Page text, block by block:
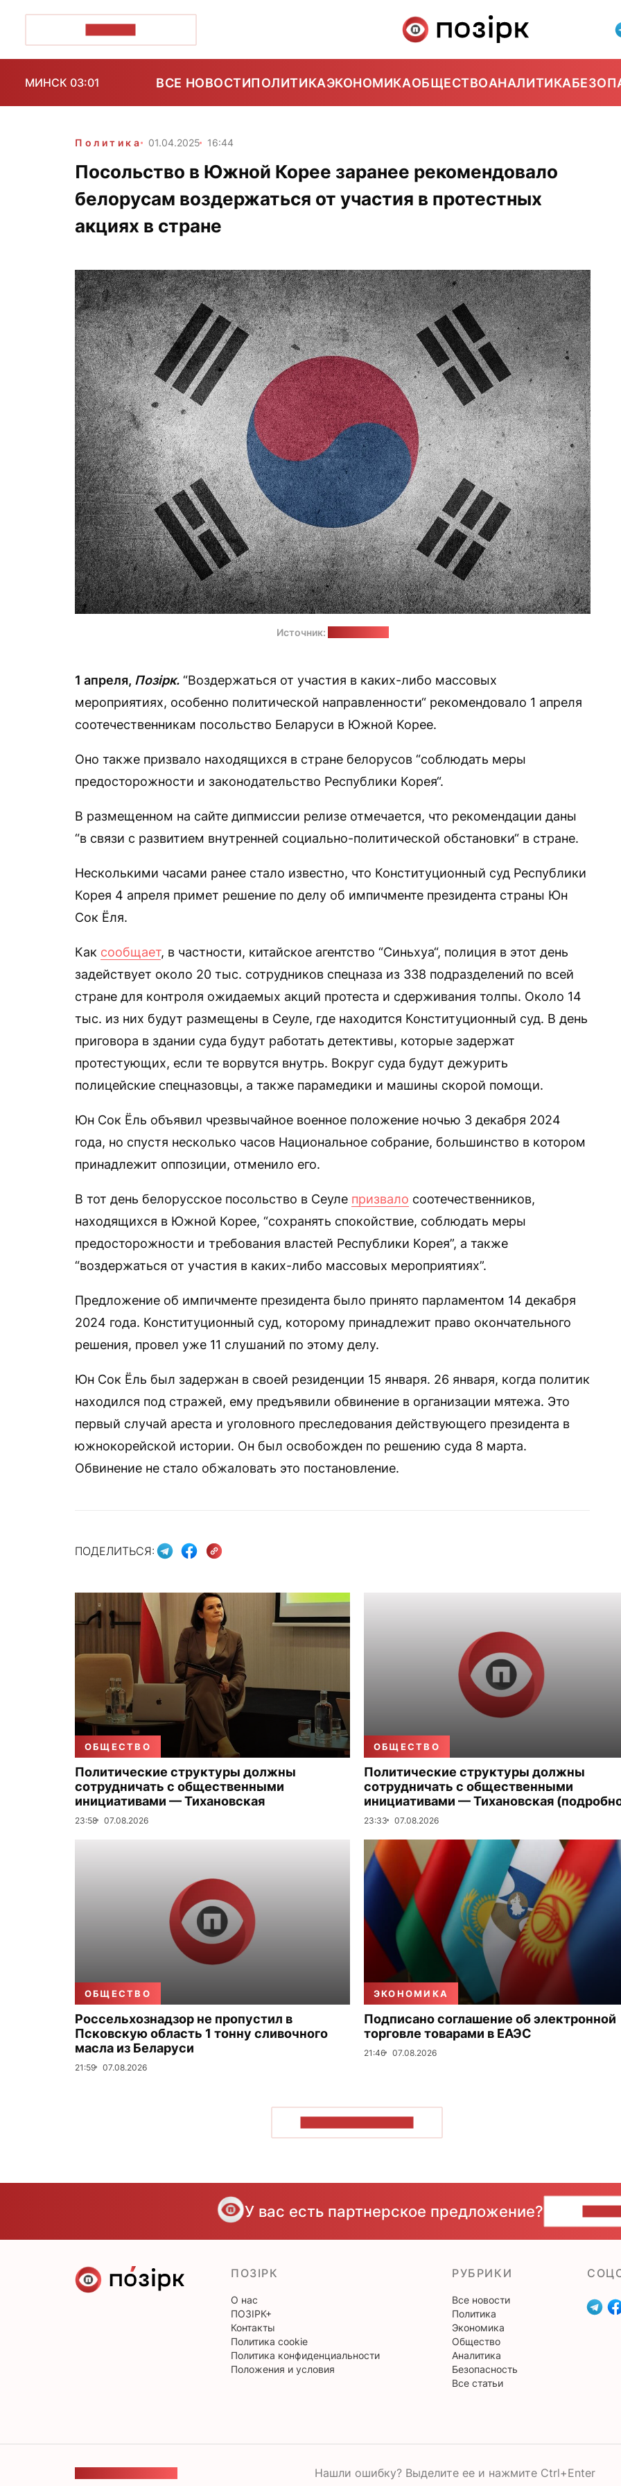
МИНСК 03:01 ВСЕ НОВОСТИПОЛИТИКАЭКОНОМИКАОБЩЕСТВОАНАЛИТИКА
Политика 01.04.2025 16:44
Посольство в Южной Корее заранее рекомендовало
белорусам воздержаться от участия в протестных
акциях в стране
Источник:
1 апреля, Позірк. “Воздержаться от участия в каких-либо массовых
мероприятиях, особенно политической направленности“ рекомендовало 1 апреля
соотечественникам посольство Беларуси в Южной Корее.
Оно также призвало находящихся в стране белорусов “соблюдать меры
предосторожности и законодательство Республики Корея“.
В размещенном на сайте дипмиссии релизе отмечается, что рекомендации даны
“в связи с развитием внутренней социально-политической обстановки“ в стране.
Несколькими часами ранее стало известно, что Конституционный суд Республики
Корея 4 апреля примет решение по делу об импичменте президента страны Юн
Сок Ёля.
Как сообщает, в частности, китайское агентство “Синьхуа“, полиция в этот день
задействует около 20 тыс. сотрудников спецназа из 338 подразделений по всей
стране для контроля ожидаемых акций протеста и сдерживания толпы. Около 14
тыс. из них будут размещены в Сеуле, где находится Конституционный суд. В день
приговора в здании суда будут работать детективы, которые задержат
протестующих, если те ворвутся внутрь. Вокруг суда будут дежурить
полицейские спецназовцы, а также парамедики и машины скорой помощи.
Юн Сок Ёль объявил чрезвычайное военное положение ночью 3 декабря 2024
года, но спустя несколько часов Национальное собрание, большинство в котором
принадлежит оппозиции, отменило его.
В тот день белорусское посольство в Сеуле призвало соотечественников,
находящихся в Южной Корее, “сохранять спокойствие, соблюдать меры
предосторожности и требования властей Республики Корея”, а также
“воздержаться от участия в каких-либо массовых мероприятиях”.
Предложение об импичменте президента было принято парламентом 14 декабря
2024 года. Конституционный суд, которому принадлежит право окончательного
решения, провел уже 11 слушаний по этому делу.
Юн Сок Ёль был задержан в своей резиденции 15 января. 26 января, когда политик
находился под стражей, ему предъявили обвинение в организации мятежа. Это
первый случай ареста и уголовного преследования действующего президента в
южнокорейской истории. Он был освобожден по решению суда 8 марта.
Обвинение не стало обжаловать это постановление.
ПОДЕЛИТЬСЯ:
ОБЩЕСТВО
Политические структуры должны
сотрудничать с общественными
инициативами — Тихановская
23:58 07.08.2026
ОБЩЕСТВО
Политические структуры должны
сотрудничать с общественными
инициативами — Тихановская
23:33 07.08.2026
ОБЩЕСТВО
Россельхознадзор не пропустил в
Псковскую область 1 тонну сливочного
масла из Беларуси
21:59 07.08.2026
ЭКОНОМИКА
Подписано соглашение об электронной
торговле товарами в ЕАЭС
21:46 07.08.2026
У вас есть партнерское предложение?
ПОЗІРК
О нас
ПОЗІРК+
Контакты
Политика cookie
Политика конфиденциальности
Положения и условия
РУБРИКИ
Все новости
Политика
Экономика
Общество
Аналитика
Безопасность
Все статьи
Нашли ошибку? Выделите ее и нажмите Ctrl+Enter